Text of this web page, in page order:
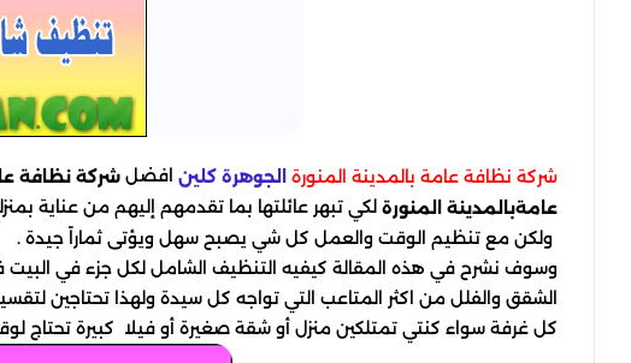
شركة نظافة عامة بالمدينة المنورة الجوهرة كلين افضل شركة نظافة
عامةبالمدينة المنورة لكي تبهر عائلتها بما تقدمهم إليهم من عناية
ولكن مع تنظيم الوقت والعمل كل شي يصبح سهل ويؤتى ثماراً جيدة .
وسوف نشرح في هذه المقالة كيفيه التنظيف الشامل لكل جزء في البيت
الشقق والفلل من اكثر المتاعب التي تواجه كل سيدة ولهذا تحتاجين
كل غرفة سواء كنتي تمتلكين منزل أو شقة صغيرة أو فيلا كبيرة تحتاج